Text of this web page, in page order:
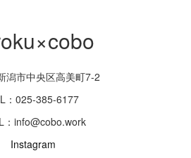
潟市中央区高美町7-2
：025-385-6177
：info@cobo.work
Instagram